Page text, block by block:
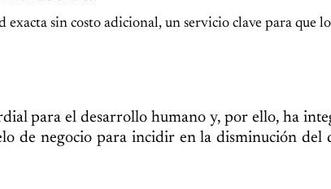
sin costo adicional, un servicio clave para que
para el desarrollo humano y, por ello, ha
de negocio para incidir en la disminución del